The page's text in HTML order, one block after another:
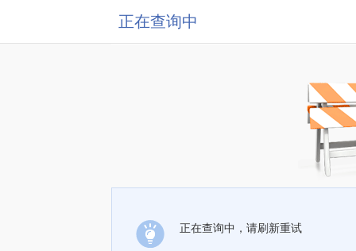
正在查询中
正在查询中，请刷新重试